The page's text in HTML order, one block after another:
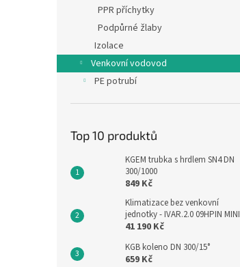
PPR příchytky
Podpůrné žlaby
Izolace
Venkovní vodovod
PE potrubí
Top 10 produktů
KGEM trubka s hrdlem SN4 DN
300/1000
849 Kč
Klimatizace bez venkovní
jednotky - IVAR.2.0 09HPIN MINI
41 190 Kč
KGB koleno DN 300/15°
659 Kč